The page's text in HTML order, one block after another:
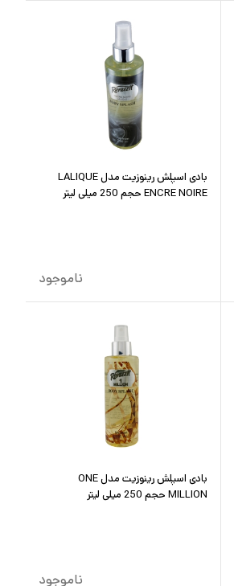
بادی اسپلش رینوزیت مدل LALIQUE
ENCRE NOIRE حجم 250 میلی لیتر
ناموجود
بادی اسپلش رینوزیت مدل ONE
MILLION حجم 250 میلی لیتر
ناموجود